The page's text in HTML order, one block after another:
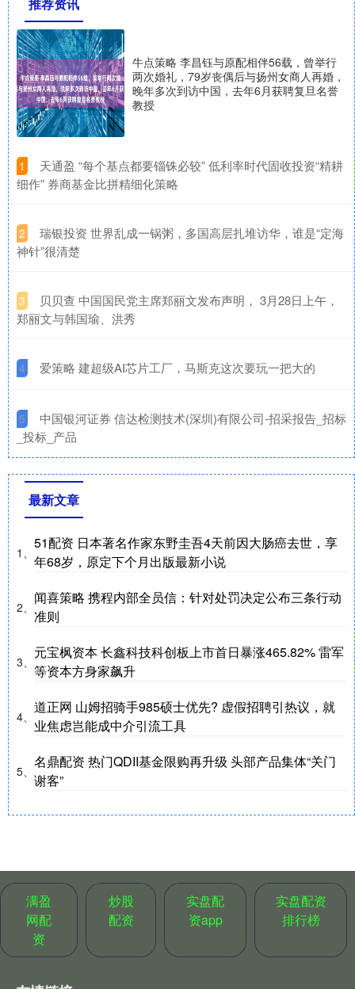
牛点策略 李昌钰与原配相伴56载，曾举行
两次婚礼，79岁丧偶后与扬州女商人再婚，
晚年多次到访中国，去年6月获聘复旦名誉
教授
1
​天通盈 “每个基点都要锱铢必较” 低利率时代固收投资“精耕
细作” 券商基金比拼精细化策略
2
​瑞银投资 世界乱成一锅粥，多国高层扎堆访华，谁是“定海
神针”很清楚
3
​贝贝查 中国国民党主席郑丽文发布声明， 3月28日上午，
郑丽文与韩国瑜、洪秀
4 ​爱策略 建超级AI芯片工厂，马斯克这次要玩一把大的
5
​中国银河证券 信达检测技术(深圳)有限公司-招采报告_招标
_投标_产品
最新文章
1、
51配资 日本著名作家东野圭吾4天前因大肠癌去世，享
年68岁，原定下个月出版最新小说
2、
闻喜策略 携程内部全员信：针对处罚决定公布三条行动
准则
3、
元宝枫资本 长鑫科技科创板上市首日暴涨465.82% 雷军
等资本方身家飙升
4、
道正网 山姆招骑手985硕士优先? 虚假招聘引热议，就
业焦虑岂能成中介引流工具
5、
名鼎配资 热门QDII基金限购再升级 头部产品集体“关门
谢客”
满盈
网配
资
炒股
配资
实盘配
资app
实盘配资
排行榜